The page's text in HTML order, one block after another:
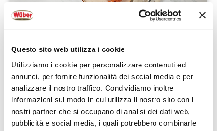
Questo sito web utilizza i cookie
Utilizziamo i cookie per personalizzare contenuti ed
annunci, per fornire funzionalità dei social media e per
analizzare il nostro traffico. Condividiamo inoltre
informazioni sul modo in cui utilizza il nostro sito con i
nostri partner che si occupano di analisi dei dati web,
pubblicità e social media, i quali potrebbero combinarle
Facile 15 minuti 1
N38 SERVELADE CON QUARTIROLO E
ZUCCHINE
PREPARA LA RICETTA